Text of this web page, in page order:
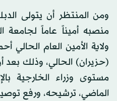
ومن المنتظر أن يتولى
منصبه أميناً عاماً لجامعة
ولاية الأمين العام الحالي
(حزيران) الحالي، وذلك
مستوى وزراء الخارجية
الماضي، ترشيحه، ورفع